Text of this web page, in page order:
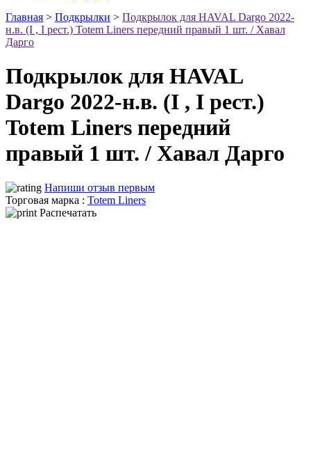
Главная > Подкрылки > Подкрылок для HAVAL Dargo 2022-
н.в. (I , I рест.) Totem Liners передний правый 1 шт. / Хавал
Дарго
Подкрылок для HAVAL
Dargo 2022-н.в. (I , I рест.)
Totem Liners передний
правый 1 шт. / Хавал Дарго
Напиши отзыв первым
Торговая марка : Totem Liners
Распечатать